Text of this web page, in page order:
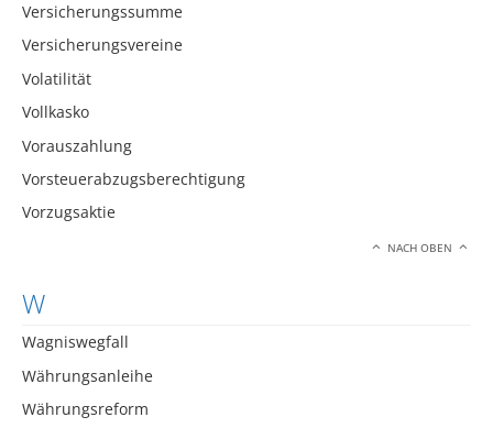
Versicherungssumme
Versicherungsvereine
Volatilität
Vollkasko
Vorauszahlung
Vorsteuerabzugsberechtigung
Vorzugsaktie
NACH OBEN
W
Wagniswegfall
Währungsanleihe
Währungsreform